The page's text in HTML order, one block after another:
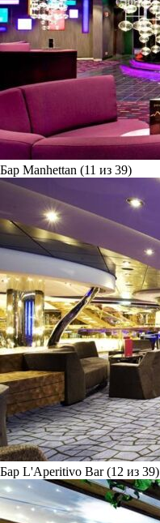
Бар Manhettan (11 из 39)
Бар L'Aperitivo Bar (12 из 39)